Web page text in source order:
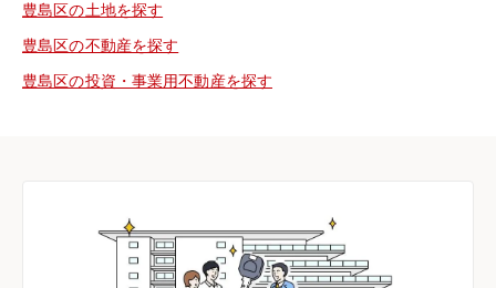
豊島区の土地を探す
豊島区の不動産を探す
豊島区の投資・事業用不動産を探す